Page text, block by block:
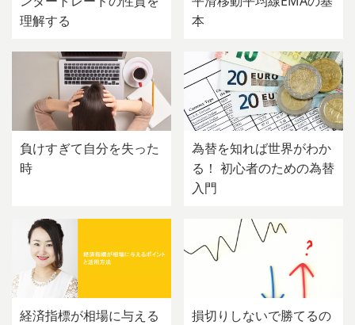
理解する
本
負けすぎて自分を失った
時
為替を知れば世界がわか
る！ 初心者のための為替
入門
経済指標が相場に与える
損切りしないで勝てるの